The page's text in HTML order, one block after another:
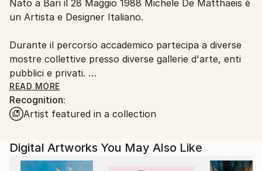
Italy.
Customs:
country's regulations for exporting valuable
artworks.
Nato a Bari il 28 Maggio 1988 Michele De Matthaeis è
un Artista e Designer Italiano.
Durante il percorso accademico partecipa a diverse
mostre collettive presso diverse gallerie d'arte, enti
pubblici e privati.
Dal 2009 inizia le sue ricerche sul mondo
microscopico, tema di grande ispirazione ancora
Nel 2010 si trasferisce a Milano dove studia Product
READ MORE
Recognition:
Artist featured in a collection
Digital Artworks You May Also Like